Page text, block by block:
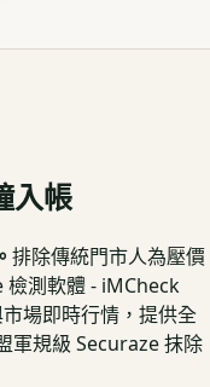
入帳
排除傳統門市人為壓價
檢測軟體 - iMCheck
場即時行情，提供全
軍規級 Securaze 抹除